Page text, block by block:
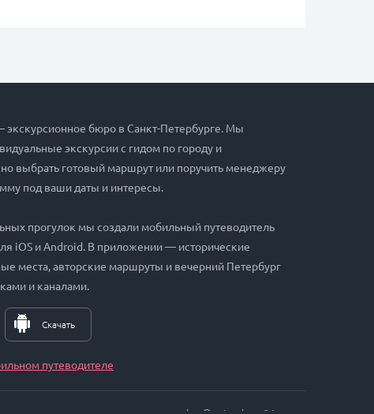
экскурсионное бюро в Санкт-Петербурге. Мы
экскурсии с гидом по городу и
выбрать готовый маршрут или поручить менеджеру
под ваши даты и интересы.
прогулок мы создали мобильный путеводитель
iOS и Android. В приложении — исторические
места, авторские маршруты и вечерний Петербург
и каналами.
Скачать
путеводителе